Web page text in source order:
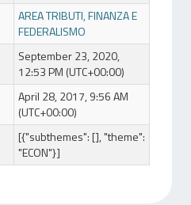
AREA TRIBUTI, FINANZA E
FEDERALISMO
September 23, 2020,
12:53 PM (UTC+00:00)
April 28, 2017, 9:56 AM
(UTC+00:00)
[{"subthemes": [], "theme":
"ECON"}]